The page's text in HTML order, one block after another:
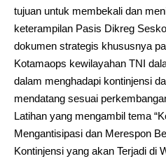
tujuan untuk membekali dan
keterampilan Pasis Dikreg
dokumen strategis khususnya
Kotamaops kewilayahan TNI
dalam menghadapi kontinjensi
mendatang sesuai
Latihan yang mengambil tema
Mengantisipasi dan Merespon
Kontinjensi yang akan Terjadi di